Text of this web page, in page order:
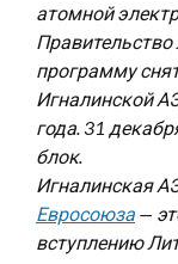
атомной
программу
Игналинской
года. 31
блок.
Игналинская
Евросоюза —
вступлению